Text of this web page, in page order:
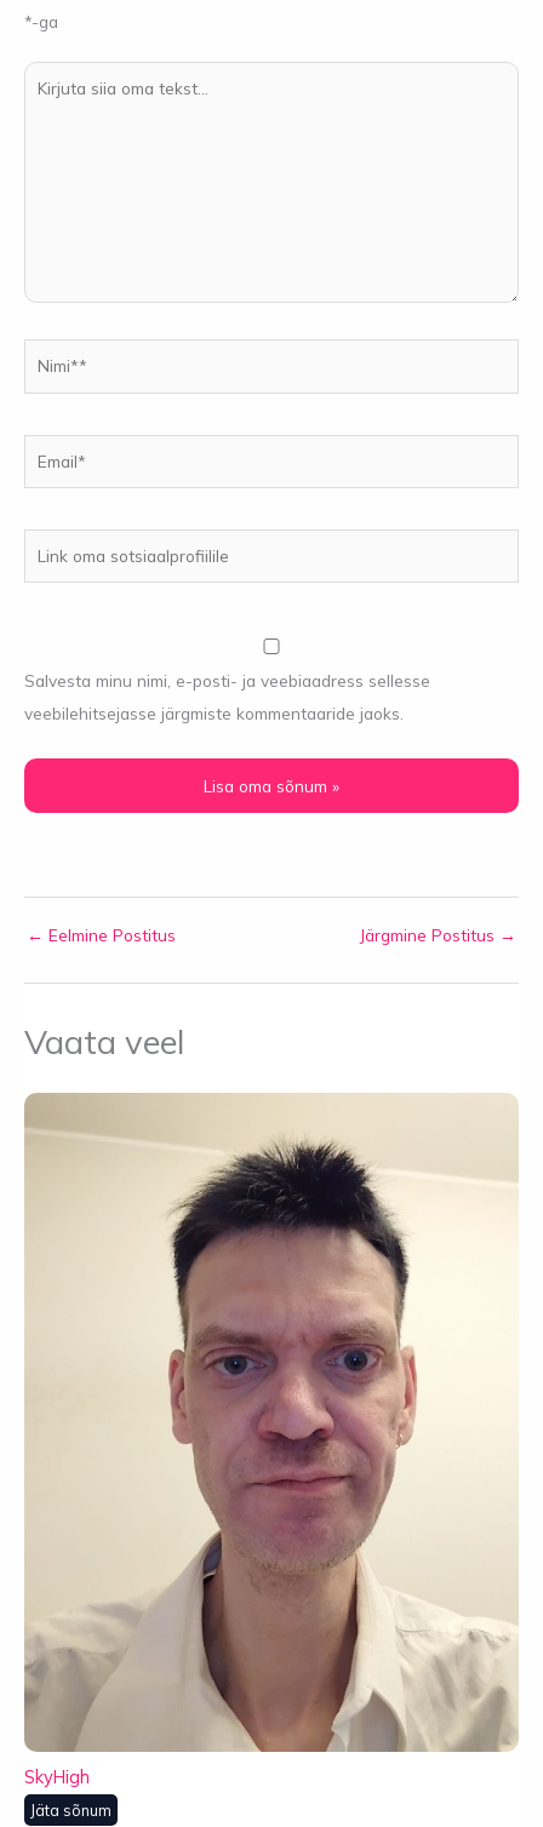
*-ga
Kirjuta
siia
oma
Salvesta minu nimi, e-posti- ja veebiaadress sellesse
veebilehitsejasse järgmiste kommentaaride jaoks.
← Eelmine Postitus Järgmine Postitus →
Vaata veel
SkyHigh
Jäta sõnum